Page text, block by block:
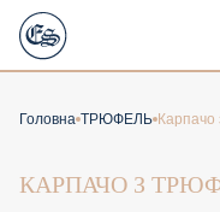
Головна ТРЮФЕЛЬ
КАРПАЧО З